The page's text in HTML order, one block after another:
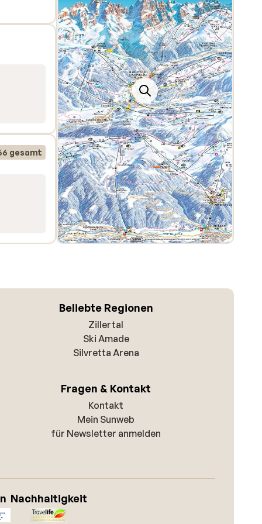
gesamt
Beliebte Regionen
Zillertal
Ski Amade
Silvretta Arena
Fragen & Kontakt
Kontakt
Mein Sunweb
für Newsletter anmelden
Nachhaltigkeit